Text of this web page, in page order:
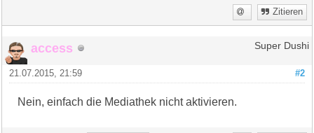
Zitieren
access Super Dushi
#2
21.07.2015, 21:59
Nein, einfach die Mediathek nicht aktivieren.